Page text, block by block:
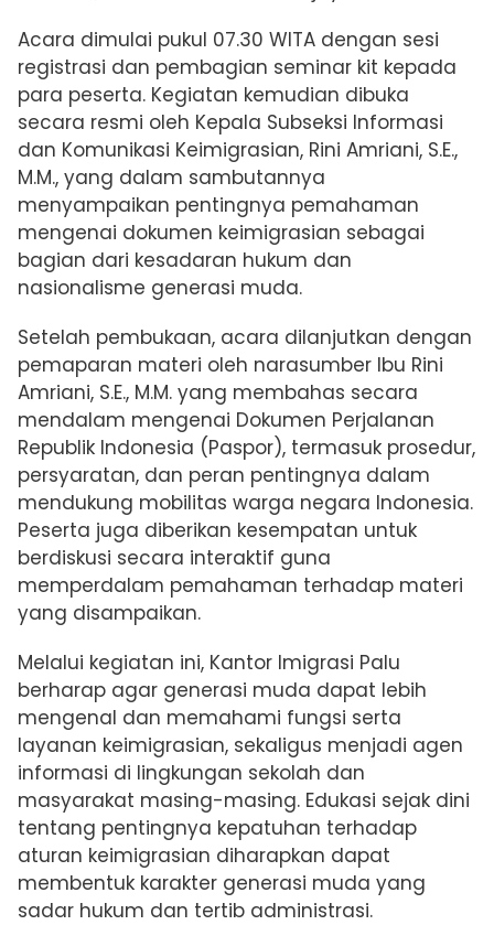
Acara dimulai pukul 07.30 WITA dengan sesi
registrasi dan pembagian seminar kit kepada
para peserta. Kegiatan kemudian dibuka
secara resmi oleh Kepala Subseksi Informasi
dan Komunikasi Keimigrasian, Rini Amriani, S.E.,
M.M., yang dalam sambutannya
menyampaikan pentingnya pemahaman
mengenai dokumen keimigrasian sebagai
bagian dari kesadaran hukum dan
nasionalisme generasi muda.
Setelah pembukaan, acara dilanjutkan dengan
pemaparan materi oleh narasumber Ibu Rini
Amriani, S.E., M.M. yang membahas secara
mendalam mengenai Dokumen Perjalanan
Republik Indonesia (Paspor), termasuk prosedur,
persyaratan, dan peran pentingnya dalam
mendukung mobilitas warga negara Indonesia.
Peserta juga diberikan kesempatan untuk
berdiskusi secara interaktif guna
memperdalam pemahaman terhadap materi
yang disampaikan.
Melalui kegiatan ini, Kantor Imigrasi Palu
berharap agar generasi muda dapat lebih
mengenal dan memahami fungsi serta
layanan keimigrasian, sekaligus menjadi agen
informasi di lingkungan sekolah dan
masyarakat masing-masing. Edukasi sejak dini
tentang pentingnya kepatuhan terhadap
aturan keimigrasian diharapkan dapat
membentuk karakter generasi muda yang
sadar hukum dan tertib administrasi.